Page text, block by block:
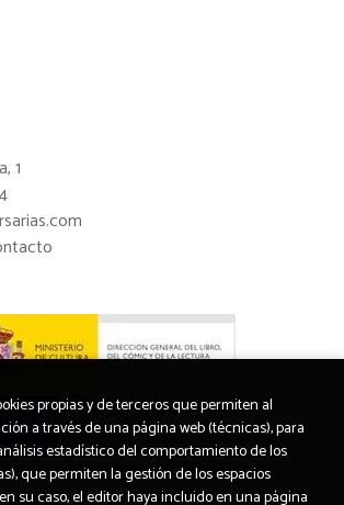
1
propias y de terceros que permiten al
a través de una página web (técnicas), para
estadístico del comportamiento de los
que permiten la gestión de los espacios
su caso, el editor haya incluido en una página